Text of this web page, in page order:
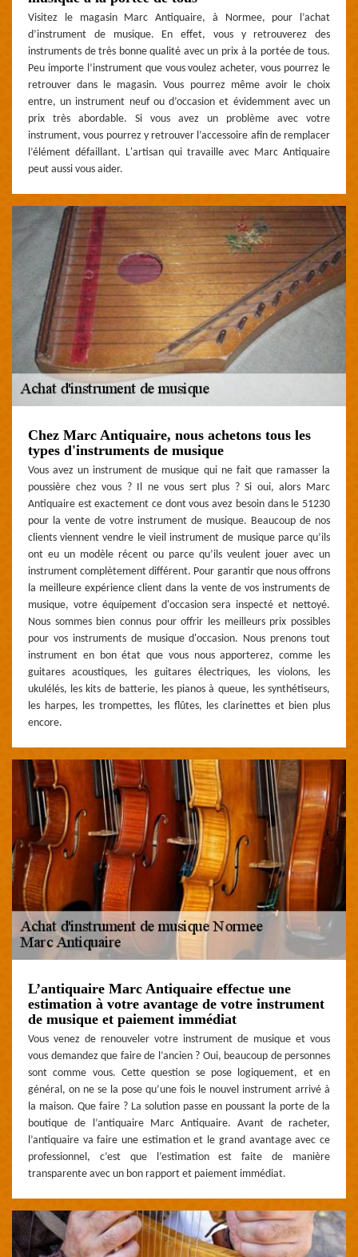
Visitez le magasin Marc Antiquaire, à Normee, pour l’achat
d’instrument de musique. En effet, vous y retrouverez des
instruments de très bonne qualité avec un prix à la portée de tous.
Peu importe l’instrument que vous voulez acheter, vous pourrez le
retrouver dans le magasin. Vous pourrez même avoir le choix
entre, un instrument neuf ou d’occasion et évidemment avec un
prix très abordable. Si vous avez un problème avec votre
instrument, vous pourrez y retrouver l’accessoire afin de remplacer
l’élément défaillant. L'artisan qui travaille avec Marc Antiquaire
peut aussi vous aider.
Chez Marc Antiquaire, nous achetons tous les
types d'instruments de musique
Vous avez un instrument de musique qui ne fait que ramasser la
poussière chez vous ? Il ne vous sert plus ? Si oui, alors Marc
Antiquaire est exactement ce dont vous avez besoin dans le 51230
pour la vente de votre instrument de musique. Beaucoup de nos
clients viennent vendre le vieil instrument de musique parce qu’ils
ont eu un modèle récent ou parce qu’ils veulent jouer avec un
instrument complètement différent. Pour garantir que nous offrons
la meilleure expérience client dans la vente de vos instruments de
musique, votre équipement d'occasion sera inspecté et nettoyé.
Nous sommes bien connus pour offrir les meilleurs prix possibles
pour vos instruments de musique d'occasion. Nous prenons tout
instrument en bon état que vous nous apporterez, comme les
guitares acoustiques, les guitares électriques, les violons, les
ukulélés, les kits de batterie, les pianos à queue, les synthétiseurs,
les harpes, les trompettes, les flûtes, les clarinettes et bien plus
encore.
L’antiquaire Marc Antiquaire effectue une
estimation à votre avantage de votre instrument
de musique et paiement immédiat
Vous venez de renouveler votre instrument de musique et vous
vous demandez que faire de l’ancien ? Oui, beaucoup de personnes
sont comme vous. Cette question se pose logiquement, et en
général, on ne se la pose qu’une fois le nouvel instrument arrivé à
la maison. Que faire ? La solution passe en poussant la porte de la
boutique de l’antiquaire Marc Antiquaire. Avant de racheter,
l’antiquaire va faire une estimation et le grand avantage avec ce
professionnel, c’est que l’estimation est faite de manière
transparente avec un bon rapport et paiement immédiat.